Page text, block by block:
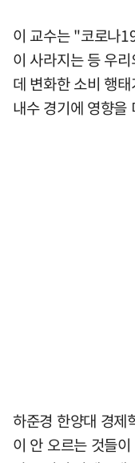
이 교수는 "코로나
이 사라지는 등 우
데 변화한 소비 행
내수 경기에 영향을
하준경 한양대 경제
이 안 오르는 것들